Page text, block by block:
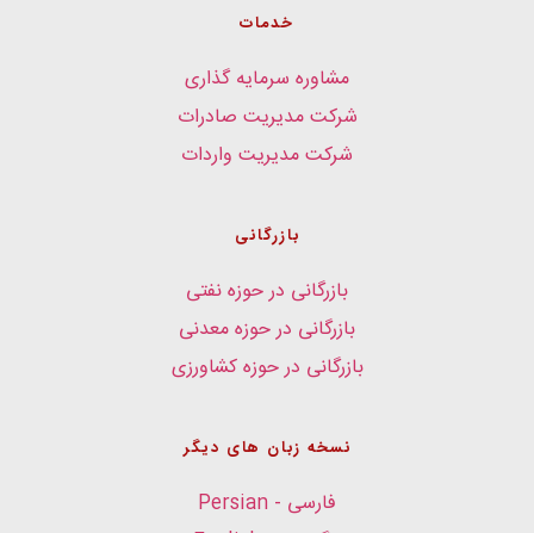
خدمات
مشاوره سرمایه گذاری
شرکت مدیریت صادرات
شرکت مدیریت واردات
بازرگانی
بازرگانی در حوزه نفتی
بازرگانی در حوزه معدنی
بازرگانی در حوزه کشاورزی
نسخه زبان های دیگر
فارسی - Persian